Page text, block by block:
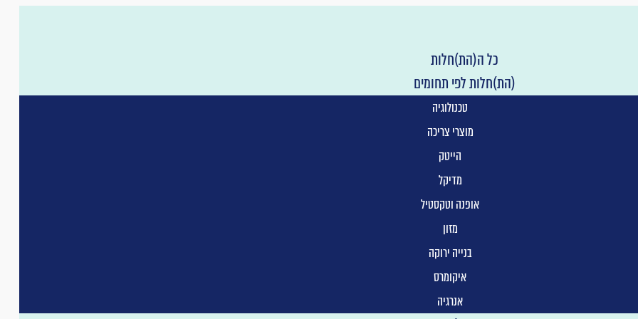
כל ה(הת)חלות
(הת)חלות לפי תחומים
טכנולוגיה
מוצרי צריכה
הייטק
מדיקל
אופנה וטקסטיל
מזון
בנייה ירוקה
איקומרס
אנרגיה